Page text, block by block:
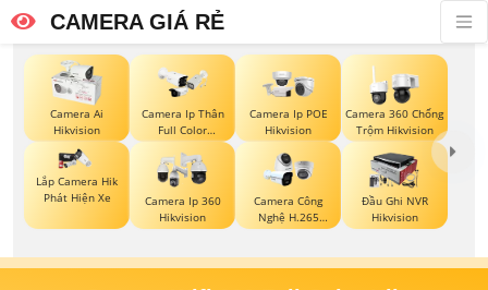
CAMERA GIÁ RẺ
Camera Ai
Hikvision
Camera Ip Thân
Full Color
Hikvision
Camera Ip POE
Hikvision
Camera 360 Chống
Trộm Hikvision
Lắp Camera Hik
Phát Hiện Xe
Camera Ip 360
Hikvision
Camera Công
Nghệ H.265
Hikvision
Đầu Ghi NVR
Hikvision